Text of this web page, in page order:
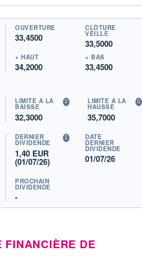
OUVERTURE
33,4500
CLÔTURE
VEILLE
33,5000
+ HAUT
34,2000
+ BAS
33,4500
LIMITE À LA
BAISSE
32,3000
LIMITE À LA
HAUSSE
35,7000
DERNIER
DIVIDENDE
1,40 EUR
(01/07/26)
DATE
DERNIER
DIVIDENDE
01/07/26
PROCHAIN
DIVIDENDE
-
FINANCIÈRE DE